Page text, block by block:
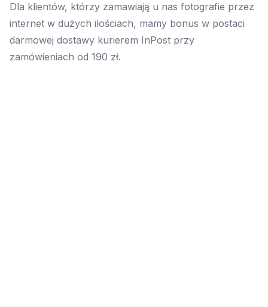
Dla klientów, którzy zamawiają u nas fotografie przez
internet w dużych ilościach, mamy bonus w postaci
darmowej dostawy kurierem InPost przy
zamówieniach od 190 zł.